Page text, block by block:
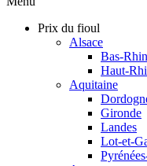
Prix du fioul
Alsace
Bas-Rhin
Haut-
Aquitaine
Gironde
Landes
Lot-et-